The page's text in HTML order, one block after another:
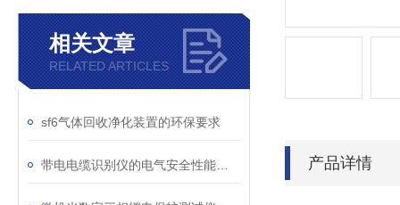
相关文章
RELATED ARTICLES
sf6气体回收净化装置的环保要求
产品详情